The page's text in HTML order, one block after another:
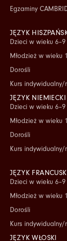
Egzaminy
JĘZYK
Dzieci w wieku
Młodzież w wieku
Dorośli
Kurs
JĘZYK NIEMIECKI
Dzieci w wieku
Młodzież w wieku
Dorośli
Kurs
JĘZYK
Dzieci w wieku
Młodzież w wieku
Dorośli
Kurs
JĘZYK WŁOSKI